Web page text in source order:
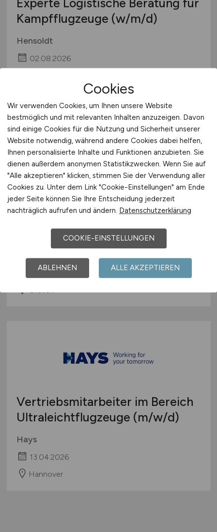
Experte Logistische Beratung für
Kampfflugzeuge (w/m/d)
Hensoldt
02.08.2026
Flughafenmitarbeiter(m/w/d)
mit Feuerwehrerfahrung für
Gepäck- und
Flugzeugabfertigung
FMO Flughafen Münster/Osnabrück GmbH
27.07.2026
Vertriebsmitarbeiter im Bereich
Ultraleichtflugzeuge (m/w/d)
Hays
13.04.2026
Hannover
Cookies
Wir verwenden Cookies, um Ihnen unsere Website
bestmöglich und mit relevanten Inhalten anzuzeigen. Davon
sind einige Cookies für die Nutzung und Sicherheit unserer
Website notwendig, während andere Cookies dabei helfen,
Ihnen personalisierte Inhalte und Funktionen anzubieten. Sie
dienen außerdem anonymen Statistikzwecken. Wenn Sie auf
"Alle akzeptieren" klicken, stimmen Sie der Verwendung aller
Cookies zu. Unter dem Link "Cookie-Einstellungen" am Ende
jeder Seite können Sie Ihre Entscheidung jederzeit
nachträglich aufrufen und ändern. Datenschutzerklärung
COOKIE-EINSTELLUNGEN
ABLEHNEN ALLE AKZEPTIEREN